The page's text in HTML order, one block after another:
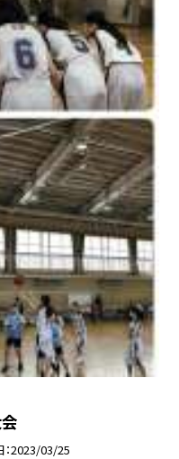
2023/03/25